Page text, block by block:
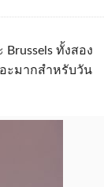
Brussels ทั้งสอง
อะมากสำหรับวัน